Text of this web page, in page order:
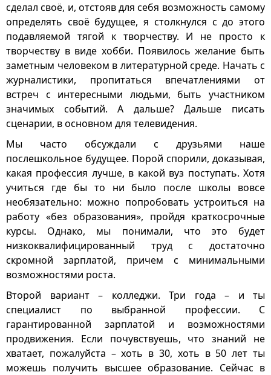
сделал своё, и, отстояв для себя возможность самому
определять своё будущее, я столкнулся с до этого
подавляемой тягой к творчеству. И не просто к
творчеству в виде хобби. Появилось желание быть
заметным человеком в литературной среде. Начать с
журналистики, пропитаться впечатлениями от
встреч с интересными людьми, быть участником
значимых событий. А дальше? Дальше писать
сценарии, в основном для телевидения.
Мы часто обсуждали с друзьями наше
послешкольное будущее. Порой спорили, доказывая,
какая профессия лучше, в какой вуз поступать. Хотя
учиться где бы то ни было после школы вовсе
необязательно: можно попробовать устроиться на
работу «без образования», пройдя краткосрочные
курсы. Однако, мы понимали, что это будет
низкоквалифицированный труд с достаточно
скромной зарплатой, причем с минимальными
возможностями роста.
Второй вариант – колледжи. Три года – и ты
специалист по выбранной профессии. С
гарантированной зарплатой и возможностями
продвижения. Если почувствуешь, что знаний не
хватает, пожалуйста – хоть в 30, хоть в 50 лет ты
можешь получить высшее образование. Сейчас в